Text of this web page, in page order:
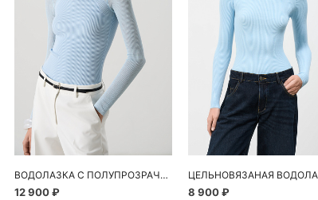
ВОДОЛАЗКА С ПОЛУПРОЗРАЧНЫМИ РУКАВАМИ
12 900 ₽ 8 900 ₽